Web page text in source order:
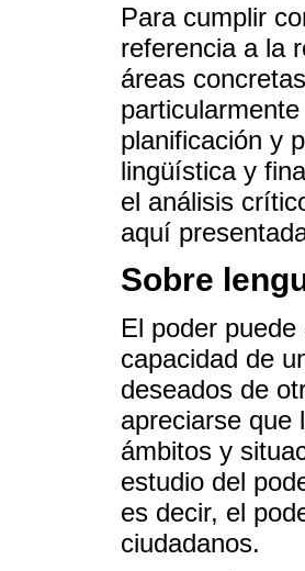
Para cumplir
referencia a la
áreas
planificación y
lingüística y
el análisis
aquí
Sobre
El poder
capacidad de
deseados de
apreciarse que
ámbitos y
estudio del
es decir, el
ciudadanos.